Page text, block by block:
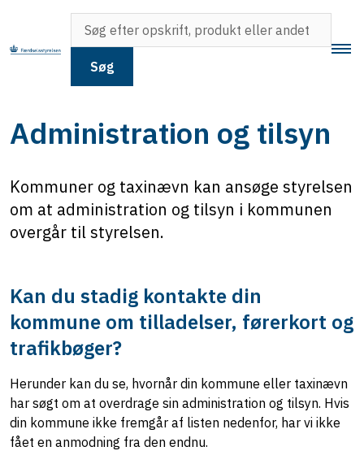
Søg
Administration og tilsyn
Kommuner og taxinævn kan ansøge styrelsen
om at administration og tilsyn i kommunen
overgår til styrelsen.
Kan du stadig kontakte din
kommune om tilladelser, førerkort og
trafikbøger?
Herunder kan du se, hvornår din kommune eller taxinævn
har søgt om at overdrage sin administration og tilsyn. Hvis
din kommune ikke fremgår af listen nedenfor, har vi ikke
fået en anmodning fra den endnu.